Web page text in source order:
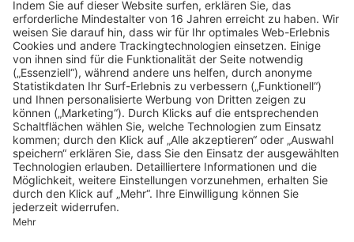
AKTIVURLAUB FAMILIEN FEINSCHMECKER ITALIEN
RADREISEN RADTOUREN RAD UND SCHIFF
SPORTLER SÜDTIROL URLAUB IN SÜDTIROL
UNSERE EMPFEHLUNGEN
Reise nach Südtirol
MENU